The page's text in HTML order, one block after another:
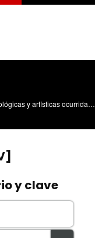
Divulgación de las actividades científicas, tecnológicas y artísticas ocurridas en los tres campus de la UPV